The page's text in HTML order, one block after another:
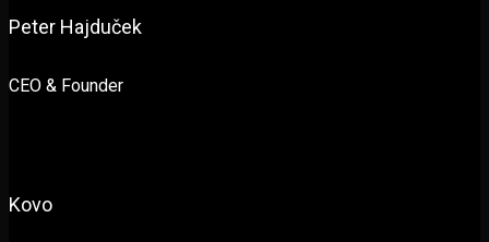
Peter Hajduček
CEO & Founder
Kovo